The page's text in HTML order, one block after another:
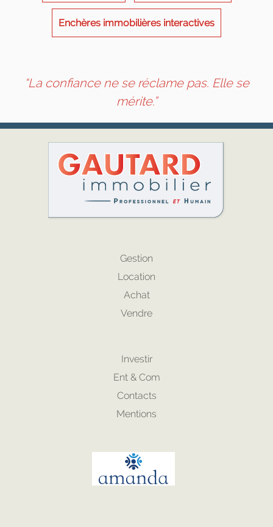
Enchères immobilières interactives
“La confiance ne se réclame pas. Elle se
mérite.”
Gestion
Location
Achat
Vendre
Investir
Ent & Com
Contacts
Mentions